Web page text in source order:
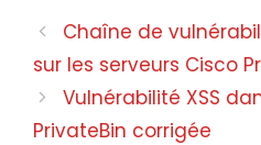
Navigation
des
Chaîne de
sur les serveurs Cisco
Vulnérabilité XSS
PrivateBin corrigée